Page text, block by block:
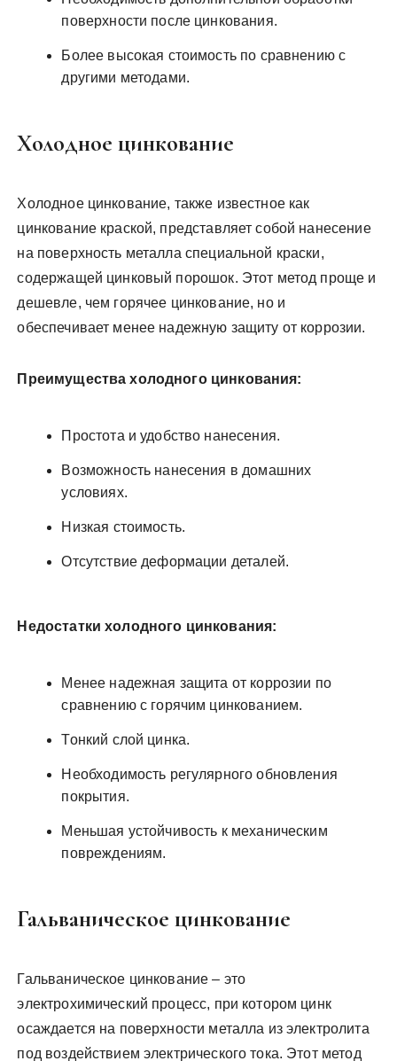
поверхности после цинкования.
Более высокая стоимость по сравнению с
другими методами.
Холодное цинкование
Холодное цинкование, также известное как
цинкование краской, представляет собой нанесение
на поверхность металла специальной краски,
содержащей цинковый порошок. Этот метод проще и
дешевле, чем горячее цинкование, но и
обеспечивает менее надежную защиту от коррозии.
Преимущества холодного цинкования:
Простота и удобство нанесения.
Возможность нанесения в домашних
условиях.
Низкая стоимость.
Отсутствие деформации деталей.
Недостатки холодного цинкования:
Менее надежная защита от коррозии по
сравнению с горячим цинкованием.
Тонкий слой цинка.
Необходимость регулярного обновления
покрытия.
Меньшая устойчивость к механическим
повреждениям.
Гальваническое цинкование
Гальваническое цинкование – это
электрохимический процесс, при котором цинк
осаждается на поверхности металла из электролита
под воздействием электрического тока. Этот метод